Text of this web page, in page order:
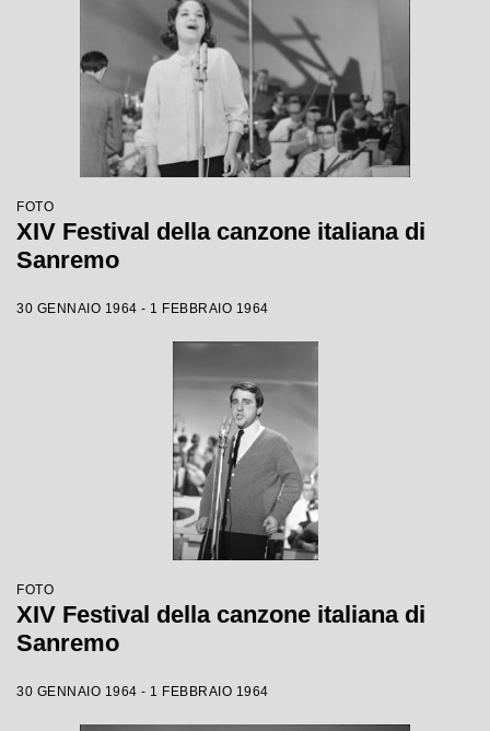
FOTO
XIV Festival della canzone italiana di
Sanremo
30 GENNAIO 1964 - 1 FEBBRAIO 1964
FOTO
XIV Festival della canzone italiana di
Sanremo
30 GENNAIO 1964 - 1 FEBBRAIO 1964